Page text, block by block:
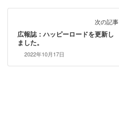
次の記事
広報誌：ハッピーロードを更新し
ました。
2022年10月17日